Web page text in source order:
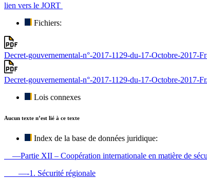
lien vers le JORT
Fichiers:
Decret-gouvernemental-n°-2017-1129-du-17-Octobre-2017-
Decret-gouvernemental-n°-2017-1129-du-17-Octobre-2017-
Lois connexes
Aucun texte n’est lié à ce texte
Index de la base de données juridique:
—Partie XII – Coopération internationale en matière de
—-1. Sécurité régionale